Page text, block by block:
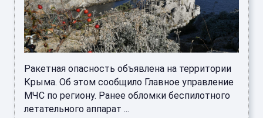
Ракетная опасность объявлена на территории
Крыма. Об этом сообщило Главное управление
МЧС по региону. Ранее обломки беспилотного
летательного аппарат ...